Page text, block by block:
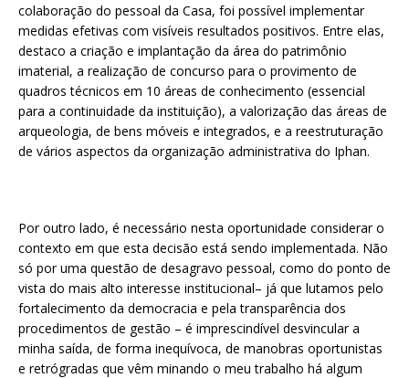
colaboração do pessoal da Casa, foi possível implementar
medidas efetivas com visíveis resultados positivos. Entre elas,
destaco a criação e implantação da área do patrimônio
imaterial, a realização de concurso para o provimento de
quadros técnicos em 10 áreas de conhecimento (essencial
para a continuidade da instituição), a valorização das áreas de
arqueologia, de bens móveis e integrados, e a reestruturação
de vários aspectos da organização administrativa do Iphan.
Por outro lado, é necessário nesta oportunidade considerar o
contexto em que esta decisão está sendo implementada. Não
só por uma questão de desagravo pessoal, como do ponto de
vista do mais alto interesse institucional– já que lutamos pelo
fortalecimento da democracia e pela transparência dos
procedimentos de gestão – é imprescindível desvincular a
minha saída, de forma inequívoca, de manobras oportunistas
e retrógradas que vêm minando o meu trabalho há algum